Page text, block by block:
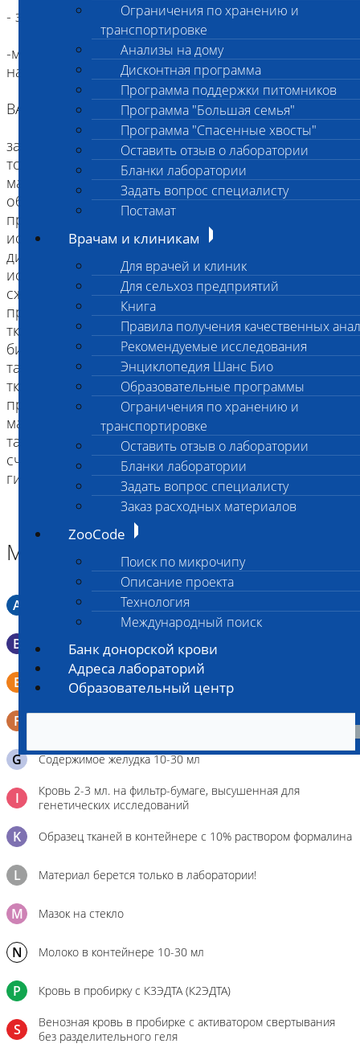
Ограничения по хранению и
транспортировке
Анализы на дому
Дисконтная программа
Программа поддержки питомников
Программа "Большая семья"
Программа "Спасенные хвосты"
Оставить отзыв о лаборатории
Бланки лаборатории
Задать вопрос специалисту
Постамат
Врачам и клиникам
Для врачей и клиник
Для сельхоз предприятий
Книга
Правила получения качественных
Рекомендуемые исследования
Энциклопедия Шанс Био
Образовательные программы
Ограничения по хранению и
транспортировке
Оставить отзыв о лаборатории
Бланки лаборатории
Задать вопрос специалисту
Заказ расходных материалов
ZooCode
Поиск по микрочипу
Описание проекта
Технология
Международный поиск
Банк донорской крови
Адреса лабораторий
Образовательный центр
- замораживать материал нельзя!!!!
-материал должен сопровождаться
направлением!
ВАЖНО!!!
заполнять все указанные в направлении пункты с
точным указанием места локализации взятого
материала, его связь с окружающими тканями,
обязательно указывать основные клинические
проявления и давность процесса;
иссечение кусочков из органов для
диагностической биопсии следует проводить
исключительно острым инструментом, избегать
сжатия пинцетом или зажимом с целью
предупреждения разминания и деформации
тканей. Не рекомендуется получение
биопсийного материла электроинструментами,
так как происходит деформация гистологических
тканей и диагноз возможно, поставить только в
предположительной форме;
материал в виде слизи, экссудата или крови, а
также очень мелкий материал (менее 1 мм) не
считается полноценным объектом
гистологического исследования.
Материал
A Мазок в пробирку со средой Кери-Блера
B Мазок в пробирку со средой Эймса (Стюарта)
E
Смывы со слизистых в пробирку Эппендорфа (с
физраствором 0.5 мл)
F
G Содержимое желудка 10-30 мл
I
Кровь 2-3 мл. на фильтр-бумаге, высушенная для
генетических исследований
K Образец тканей в контейнере с 10% раствором формалина
L Материал берется только в лаборатории!
M Мазок на стекло
N Молоко в контейнере 10-30 мл
P Кровь в пробирку с К3ЭДТА (К2ЭДТА)
S
Венозная кровь в пробирке с активатором свертывания
без разделительного геля